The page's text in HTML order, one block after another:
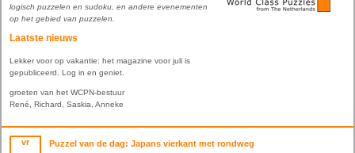
logisch puzzelen en sudoku, en andere evenementen
op het gebied van puzzelen.
Laatste nieuws
Lekker voor op vakantie: het magazine voor juli is
gepubliceerd. Log in en geniet.
groeten van het WCPN-bestuur
René, Richard, Saskia, Anneke
vr Puzzel van de dag: Japans vierkant met rondweg